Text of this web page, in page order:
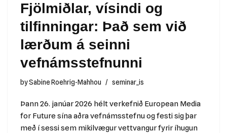
Fjölmiðlar, vísindi og
tilfinningar: Það sem við
lærðum á seinni
vefnámsstefnunni
bySabine Roehrig-Mahhou seminar_is
Þann 26. janúar 2026 hélt verkefnið European Media
for Future sína aðra vefnámsstefnu og festi sig þar
með í sessi sem mikilvægur vettvangur fyrir íhugun